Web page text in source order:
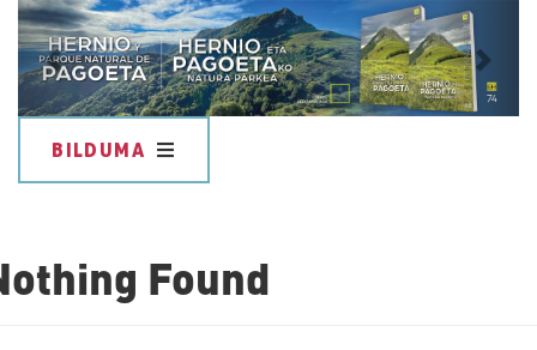
Previous
BILDUMA
Found